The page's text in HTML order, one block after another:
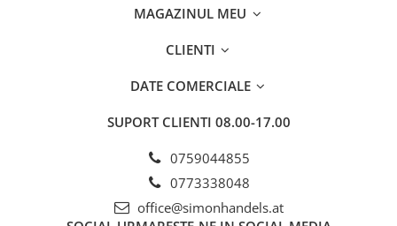
MAGAZINUL MEU
CLIENTI
DATE COMERCIALE
SUPORT CLIENTI 08.00-17.00
0759044855
0773338048
office@simonhandels.at